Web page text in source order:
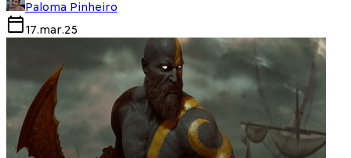
Paloma Pinheiro
17.mar.25